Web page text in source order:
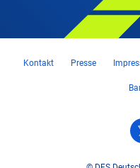
Kontakt Presse